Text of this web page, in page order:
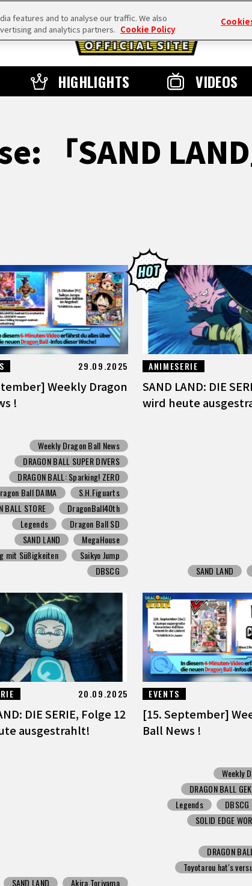
HIGHLIGHTS VIDEOS
「SAND LAND
29.09.2025
Weekly Dragon
!
Weekly Dragon Ball News
DRAGON BALL SUPER DIVERS
DRAGON BALL: Sparking! ZERO
Ball DAIMA
S.H.Figuarts
BALL STORE
DragonBall40th
Legends
Dragon Ball SD
SAND LAND
MegaHouse
mit Süßigkeiten
Saikyo Jump
DBSCG
ANIMESERIE
SAND LAND: DIE
wird heute
SAND LAND
20.09.2025
DIE SERIE, Folge 12
ausgestrahlt!
SAND LAND Akira Toriyama
EVENTS
[15. September]
Ball News !
Weekly
DRAGON BALL
Legends
DBSCG
SOLID EDGE
DRAGON
Toyotarou hat's
features and to analyse our traffic. We also
and analytics partners. Cookie Policy